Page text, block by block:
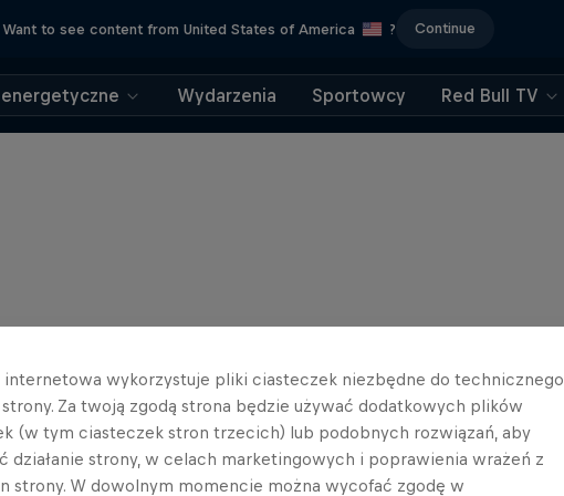
Want to see content from United States of America ? Continue
Wydarzenia Sportowcy Red Bull TV
internetowa wykorzystuje pliki ciasteczek niezbędne do technicznego
strony. Za twoją zgodą strona będzie używać dodatkowych plików
(w tym ciasteczek stron trzecich) lub podobnych rozwiązań, aby
działanie strony, w celach marketingowych i poprawienia wrażeń z
strony. W dowolnym momencie można wycofać zgodę w